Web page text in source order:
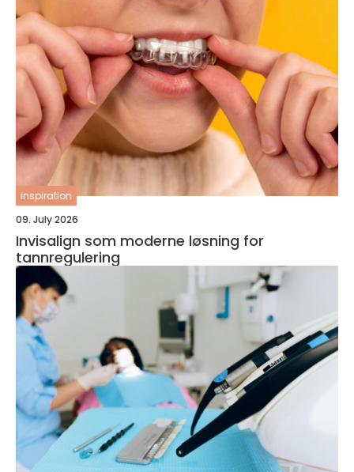
inspiration
09. July 2026
Invisalign som moderne løsning for
tannregulering